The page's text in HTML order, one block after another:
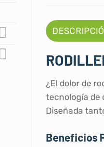
¿El dolor de
tecnología de
Diseñada
Beneficios